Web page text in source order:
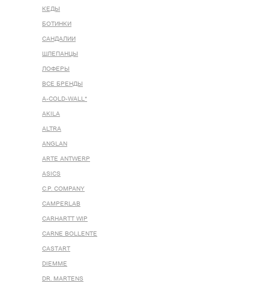
КЕДЫ
БОТИНКИ
САНДАЛИИ
ШЛЕПАНЦЫ
ЛОФЕРЫ
ВСЕ БРЕНДЫ
A-COLD-WALL*
AKILA
ALTRA
ANGLAN
ARTE ANTWERP
ASICS
C.P. COMPANY
CAMPERLAB
CARHARTT WIP
CARNE BOLLENTE
CASTART
DIEMME
DR. MARTENS